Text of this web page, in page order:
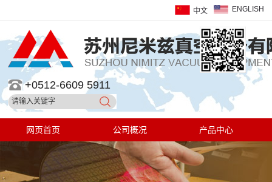
ENGLISH
中文
+0512-6609 5911
网页首页 公司概况 产品中心